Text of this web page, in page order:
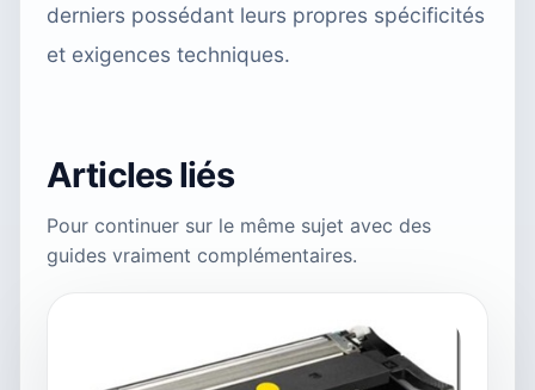
derniers possédant leurs propres spécificités
et exigences techniques.
Articles liés
Pour continuer sur le même sujet avec des
guides vraiment complémentaires.